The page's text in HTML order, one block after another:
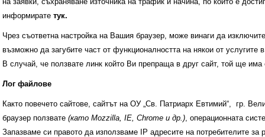
информирате тук.
Чрез съответна настройка на Вашия браузер, може винаги да
възможно да загубите част от функционалността на някои от услугите
В случай, че ползвате линк който Ви препраща в друг сайт, той ще има
Лог файлове
Както повечето сайтове, сайтът на ОУ „Св. Патриарх Евтимий“, гр.
браузер ползвате (като Mozzilla, IE, Chrome и др.), операционната
Запазваме си правото да използваме IP адресите на потребителите